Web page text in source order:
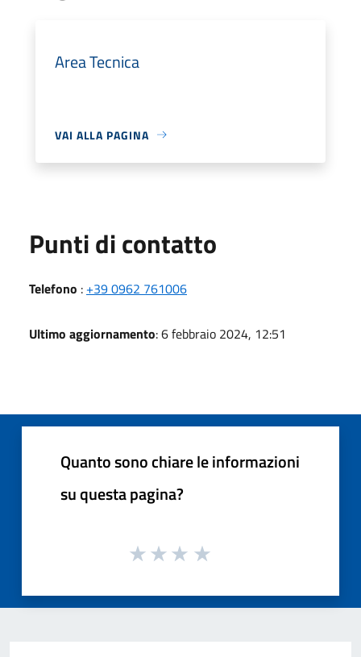
Area Tecnica
VAI ALLA PAGINA
Punti di contatto
Telefono : +39 0962 761006
Ultimo aggiornamento: 6 febbraio 2024, 12:51
Quanto sono chiare le informazioni
su questa pagina?